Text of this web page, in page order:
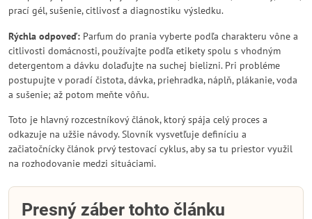
prací gél, sušenie, citlivosť a diagnostiku výsledku.
Rýchla odpoveď: Parfum do prania vyberte podľa charakteru vône a
citlivosti domácnosti, používajte podľa etikety spolu s vhodným
detergentom a dávku dolaďujte na suchej bielizni. Pri probléme
postupujte v poradí čistota, dávka, priehradka, náplň, plákanie, voda
a sušenie; až potom meňte vôňu.
Toto je hlavný rozcestníkový článok, ktorý spája celý proces a
odkazuje na užšie návody. Slovník vysvetľuje definíciu a
začiatočnícky článok prvý testovací cyklus, aby sa tu priestor využil
na rozhodovanie medzi situáciami.
Presný záber tohto článku